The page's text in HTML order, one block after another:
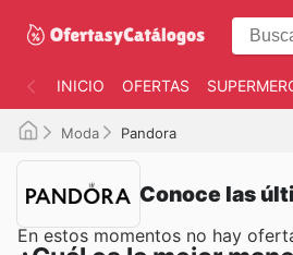
INICIO OFERTAS
Moda Pandora
Conoce las
En estos momentos no hay